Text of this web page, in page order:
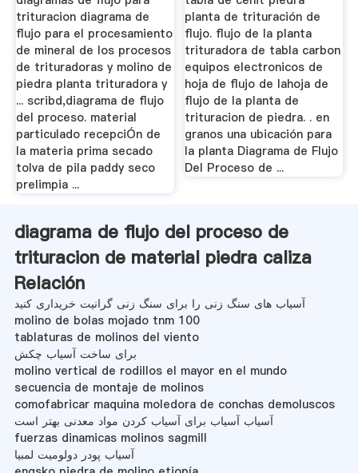
trituracion diagrama de
flujo para el procesamiento
de mineral de los procesos
de trituradoras y molino de
piedra planta trituradora y
... scribd,diagrama de flujo
del proceso. material
particulado recepciÓn de
la materia prima secado
tolva de pila paddy seco
prelimpia ...
planta de trituración de
flujo. flujo de la planta
trituradora de tabla carbon
equipos electronicos de
hoja de flujo de lahoja de
flujo de la planta de
trituracion de piedra. . en
granos una ubicación para
la planta Diagrama de Flujo
Del Proceso de ...
diagrama de flujo del proceso de
trituracion de material piedra caliza
Relación
آسیاب های سنگ زنی را برای سنگ زنی گرانیت خریداری کنید
molino de bolas mojado tnm 100
tablaturas de molinos del viento
برای ساخت آسیاب چکش
molino vertical de rodillos el mayor en el mundo
secuencia de montaje de molinos
comofabricar maquina moledora de conchas demoluscos
آسیاب آسیاب برای آسیاب کردن مواد معدنی بهتر است
fuerzas dinamicas molinos sagmill
آسیاب پودر دولومیت لمبیا